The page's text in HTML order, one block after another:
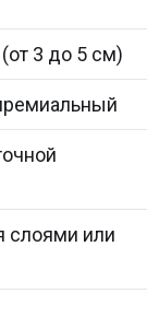
3 до 5 см)
слоями или